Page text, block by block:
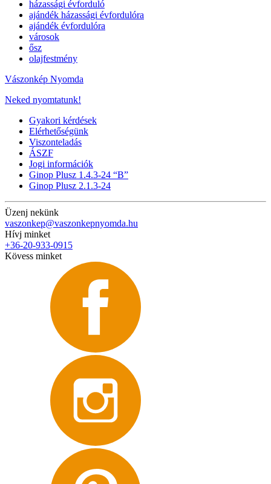
házassági évforduló
ajándék házassági évfordulóra
ajándék évfordulóra
városok
ősz
olajfestmény
Vászonkép Nyomda
Neked nyomtatunk!
Gyakori kérdések
Elérhetőségünk
Viszonteladás
ÁSZF
Jogi információk
Ginop Plusz 1.4.3-24 “B”
Ginop Plusz 2.1.3-24
Üzenj nekünk
vaszonkep@vaszonkepnyomda.hu
Hívj minket
+36-20-933-0915
Kövess minket